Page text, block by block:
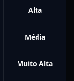
Alta
Média
Muito Alta